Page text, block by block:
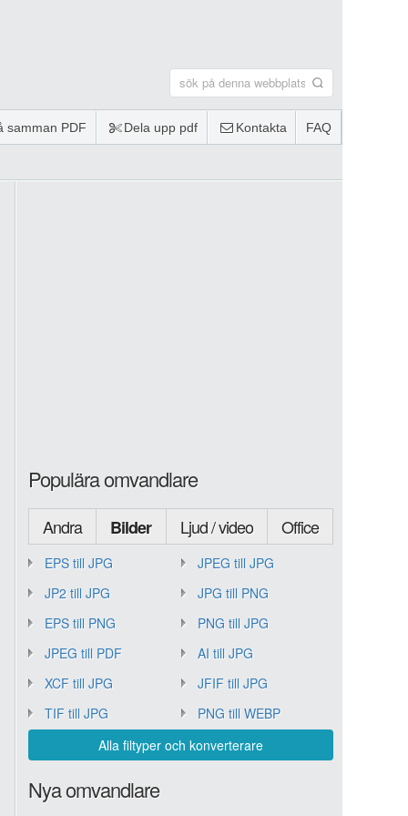
samman PDF Dela upp pdf Kontakta FAQ
Populära omvandlare
Andra Bilder Ljud / video Office
EPS till JPG
JPEG till JPG
JP2 till JPG
JPG till PNG
EPS till PNG
PNG till JPG
JPEG till PDF
AI till JPG
XCF till JPG
JFIF till JPG
TIF till JPG
PNG till WEBP
Alla filtyper och konverterare
Nya omvandlare